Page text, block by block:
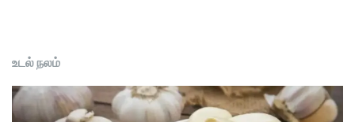
உடல் நலம்